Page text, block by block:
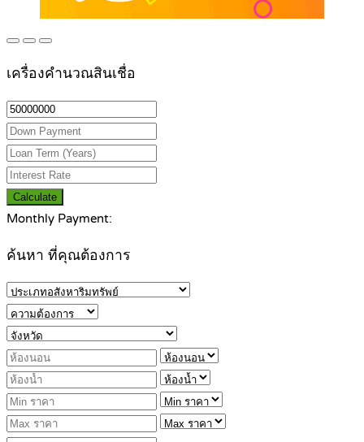
เครื่องคำนวณสินเชื่อ
Calculate
Monthly Payment:
ค้นหา ที่คุณต้องการ